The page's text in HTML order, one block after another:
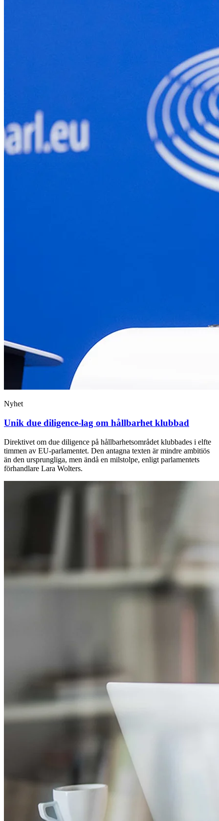
Nyhet
Unik due diligence-lag om hållbarhet klubbad
Direktivet om due diligence på hållbarhetsområdet klubbades i elfte
timmen av EU-parlamentet. Den antagna texten är mindre ambitiös
än den ursprungliga, men ändå en milstolpe, enligt parlamentets
förhandlare Lara Wolters.